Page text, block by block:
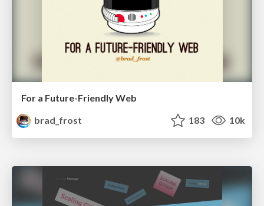
For a Future-Friendly Web
brad_frost
183 10k